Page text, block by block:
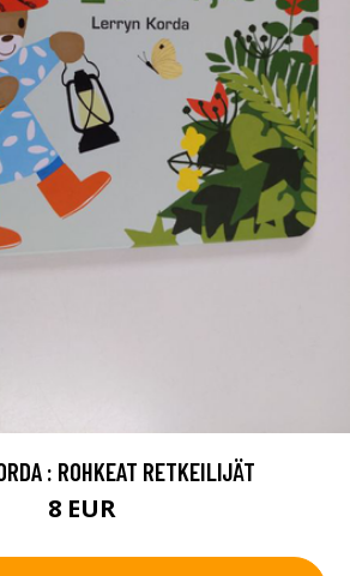
: ROHKEAT RETKEILIJÄT
8 EUR